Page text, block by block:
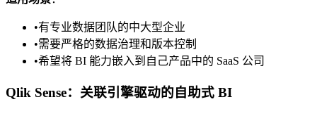
•有专业数据团队的中大型企业
•需要严格的数据治理和版本控制
•希望将 BI 能力嵌入到自己产品中的 SaaS 公司
Qlik Sense：关联引擎驱动的自助式 BI